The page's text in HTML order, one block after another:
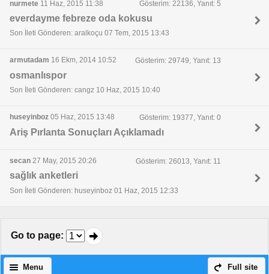
nurmete 11 Haz, 2015 11:38 Gösterim: 22136, Yanıt: 5
everdayme febreze oda kokusu
Son İleti Gönderen: aralkoçu 07 Tem, 2015 13:43
armutadam 16 Ekm, 2014 10:52 Gösterim: 29749, Yanıt: 13
osmanlıspor
Son İleti Gönderen: cangz 10 Haz, 2015 10:40
huseyinboz 05 Haz, 2015 13:48 Gösterim: 19377, Yanıt: 0
Ariş Pırlanta Sonuçları Açıklamadı
secan 27 May, 2015 20:26 Gösterim: 26013, Yanıt: 11
sağlık anketleri
Son İleti Gönderen: huseyinboz 01 Haz, 2015 12:33
Go to page:
Full site
Menu